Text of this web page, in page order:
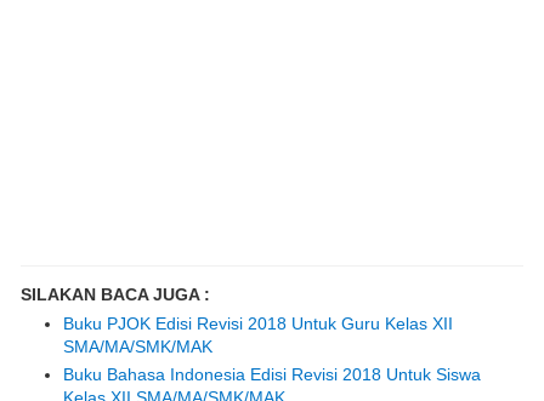
SILAKAN BACA JUGA :
Buku PJOK Edisi Revisi 2018 Untuk Guru Kelas XII
SMA/MA/SMK/MAK
Buku Bahasa Indonesia Edisi Revisi 2018 Untuk Siswa